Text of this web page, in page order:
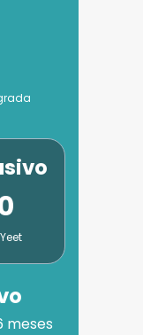
meses